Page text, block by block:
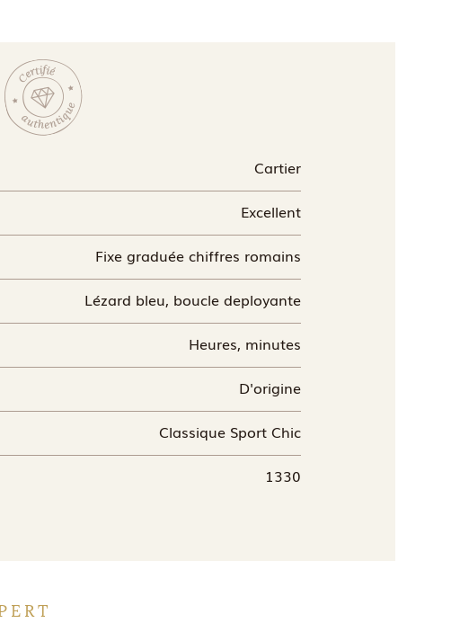
Cartier
Excellent
Fixe graduée chiffres romains
Lézard bleu, boucle deployante
Heures, minutes
D'origine
Classique Sport Chic
1330